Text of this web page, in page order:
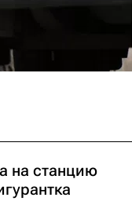
на станцию